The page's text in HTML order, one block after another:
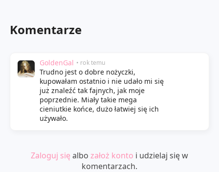
Komentarze
GoldenGal • rok temu
Trudno jest o dobre nożyczki,
kupowałam ostatnio i nie udało mi się
już znaleźć tak fajnych, jak moje
poprzednie. Miały takie mega
cieniutkie końce, dużo łatwiej się ich
używało.
Zaloguj się albo założ konto i udzielaj się w
komentarzach.